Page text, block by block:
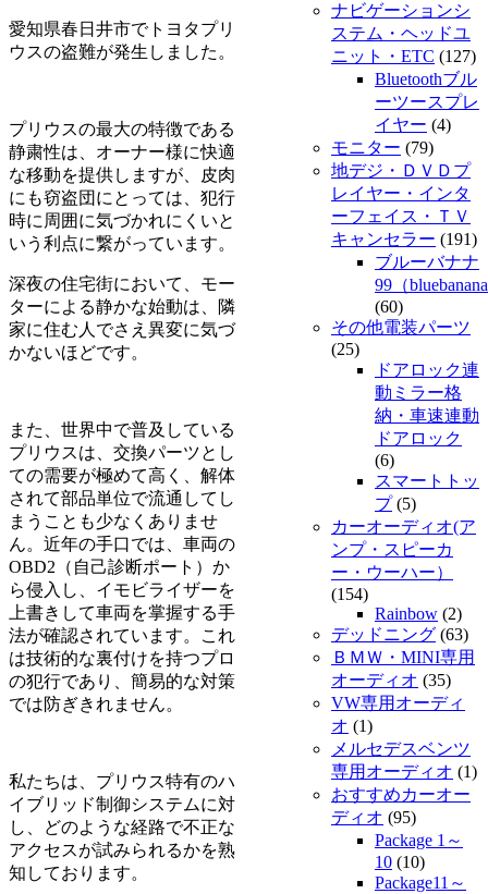
愛知県春日井市でトヨタプリ
ウスの盗難が発生しました。
プリウスの最大の特徴である
静粛性は、オーナー様に快適
な移動を提供しますが、皮肉
にも窃盗団にとっては、犯行
時に周囲に気づかれにくいと
いう利点に繋がっています。
深夜の住宅街において、モー
ターによる静かな始動は、隣
家に住む人でさえ異変に気づ
かないほどです。
また、世界中で普及している
プリウスは、交換パーツとし
ての需要が極めて高く、解体
されて部品単位で流通してし
まうことも少なくありませ
ん。近年の手口では、車両の
OBD2（自己診断ポート）か
ら侵入し、イモビライザーを
上書きして車両を掌握する手
法が確認されています。これ
は技術的な裏付けを持つプロ
の犯行であり、簡易的な対策
では防ぎきれません。
私たちは、プリウス特有のハ
イブリッド制御システムに対
し、どのような経路で不正な
アクセスが試みられるかを熟
知しております。
ナビゲーションシ
ステム・ヘッドユ
ニット・ETC (127)
Bluetoothブル
ーツースプレ
イヤー (4)
モニター (79)
地デジ・ＤＶＤプ
レイヤー・インタ
ーフェイス・ＴＶ
キャンセラー (191)
ブルーバナナ
99（
(60)
その他電装パーツ
(25)
ドアロック連
動ミラー格
納・車速連動
ドアロック
(6)
スマートトッ
プ(5)
カーオーディオ(ア
ンプ・スピーカ
ー・ウーハー）
(154)
Rainbow (2)
デッドニング (63)
ＢＭＷ・MINI専用
オーディオ (35)
VW専用オーディ
オ (1)
メルセデスベンツ
専用オーディオ (1)
おすすめカーオー
ディオ (95)
Package 1～
10 (10)
Package11～